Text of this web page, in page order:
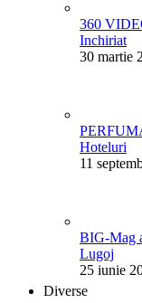
360
Inchiriat
30 martie
Hoteluri
11
BIG-Mag
Lugoj
25 iunie
Diverse